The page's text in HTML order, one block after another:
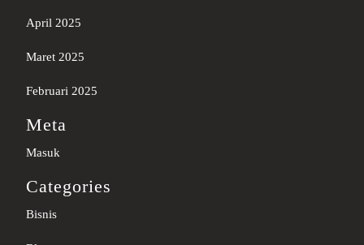
April 2025
Maret 2025
Februari 2025
Meta
Masuk
Categories
Bisnis